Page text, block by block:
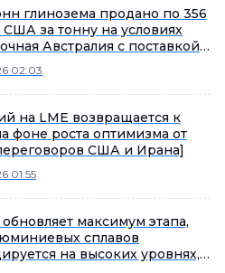
глинозема продано по 356
США за тонну на условиях
Австралия с поставкой
02:03
на LME возвращается к
фоне роста оптимизма от
США и Ирана]
01:55
максимум этапа,
сплавов
на высоких уровнях,